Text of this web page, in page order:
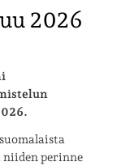
2026
perinne